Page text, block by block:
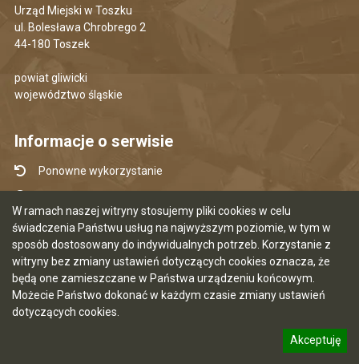
W ramach naszej witryny stosujemy pliki cookies w celu
świadczenia Państwu usług na najwyższym poziomie, w tym w
sposób dostosowany do indywidualnych potrzeb. Korzystanie z
witryny bez zmiany ustawień dotyczących cookies oznacza, że
będą one zamieszczane w Państwa urządzeniu końcowym.
Możecie Państwo dokonać w każdym czasie zmiany ustawień
dotyczących cookies.
Akceptuję
Urząd Miejski w Toszku
ul. Bolesława Chrobrego 2
44-180 Toszek
powiat gliwicki
województwo śląskie
Informacje o serwisie
Ponowne wykorzystanie
Mapa serwisu
Instrukcja obsługi
Statystyki oglądalności
Ostatnia aktualizacja BIP: 07.08.2026 12:50
CMS i hosting: Logonet Sp. z o.o. w Bydgoszczy